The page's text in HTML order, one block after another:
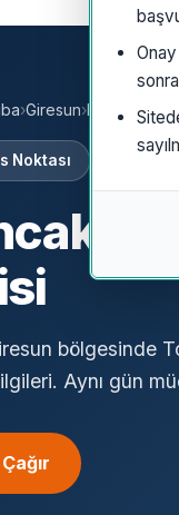
›Giresun›Bulancak
Noktası
bölgesinde
Aynı gün